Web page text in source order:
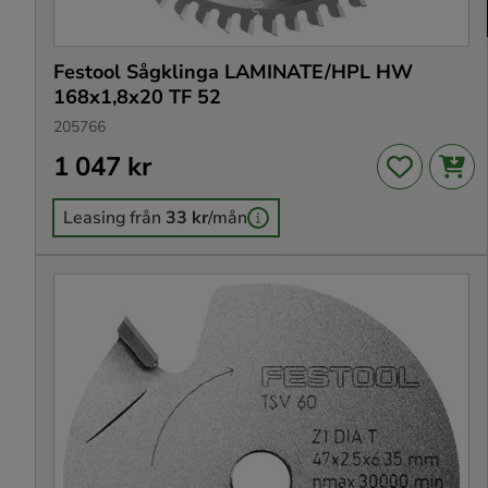
Festool Sågklinga LAMINATE/HPL HW
168x1,8x20 TF 52
205766
Pris:1 047 kr
1 047 kr
Leasing från 33 kr/mån